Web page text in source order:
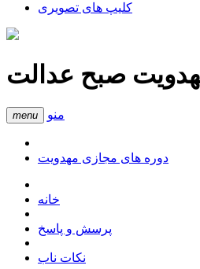
کلیپ های تصویری
صبح عدالت
menu منو
دوره های مجازی مهدویت
خانه
پرسش و پاسخ
نکات ناب